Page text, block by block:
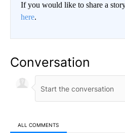
If you would like to share a
here.
Conversation
ALL COMMENTS